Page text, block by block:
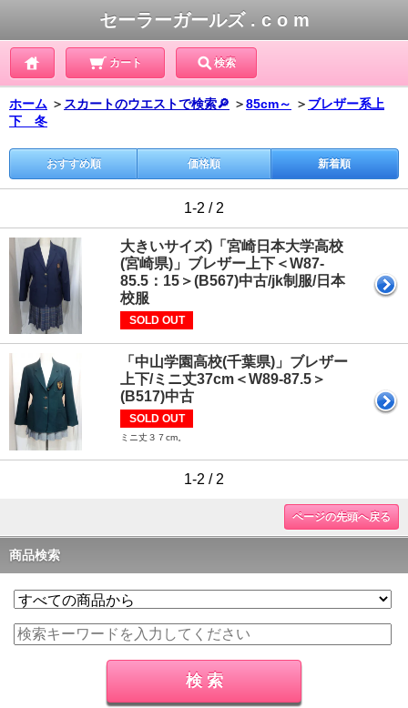
セーラーガールズ . c o m
カート 検索
ホーム ＞ スカートのウエストで検索🔎 ＞85cm～ ＞ ブレザー系上
下 冬
おすすめ順 価格順 新着順
1-2 / 2
大きいサイズ)「宮崎日本大学高校
(宮崎県)」ブレザー上下＜W87-
85.5：15＞(B567)中古/jk制服/日本
校服
SOLD OUT
「中山学園高校(千葉県)」ブレザー
上下/ミニ丈37cm＜W89-87.5＞
(B517)中古
SOLD OUT
ミニ丈３７cm。
1-2 / 2
ページの先頭へ戻る
商品検索